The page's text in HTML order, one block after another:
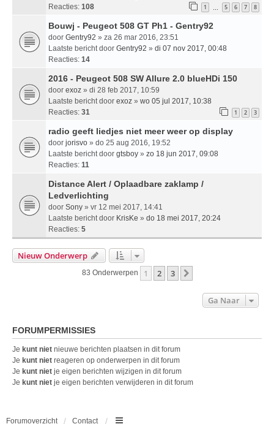
Reacties: 108 1 … 5 6 7 8
Bouwj - Peugeot 508 GT Ph1 - Gentry92
door Gentry92 » za 26 mar 2016, 23:51
Laatste bericht door Gentry92 » di 07 nov 2017, 00:48
Reacties: 14
2016 - Peugeot 508 SW Allure 2.0 blueHDi 150
door exoz » di 28 feb 2017, 10:59
Laatste bericht door exoz » wo 05 jul 2017, 10:38
Reacties: 31 1 2 3
radio geeft liedjes niet meer weer op display
door jorisvo » do 25 aug 2016, 19:52
Laatste bericht door gtsboy » zo 18 jun 2017, 09:08
Reacties: 11
Distance Alert / Oplaadbare zaklamp /
Ledverlichting
door Sony » vr 12 mei 2017, 14:41
Laatste bericht door KrisKe » do 18 mei 2017, 20:24
Reacties: 5
Nieuw Onderwerp
83 Onderwerpen 1 2 3
Ga Naar
FORUMPERMISSIES
Je kunt niet nieuwe berichten plaatsen in dit forum
Je kunt niet reageren op onderwerpen in dit forum
Je kunt niet je eigen berichten wijzigen in dit forum
Je kunt niet je eigen berichten verwijderen in dit forum
Forumoverzicht Contact